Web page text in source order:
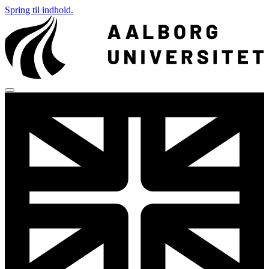
Spring til indhold.